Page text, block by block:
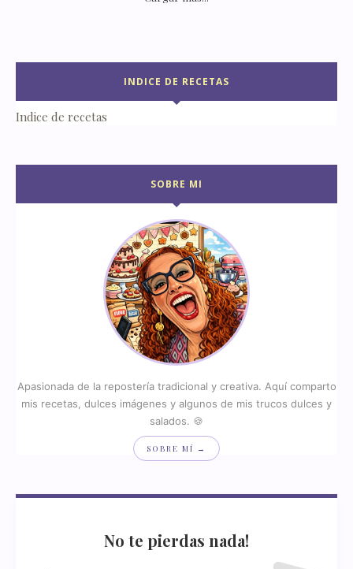
INDICE DE RECETAS
Indice de recetas
SOBRE MI
Apasionada de la repostería tradicional y creativa. Aquí comparto
mis recetas, dulces imágenes y algunos de mis trucos dulces y
salados. 🍪
SOBRE MÍ →
No te pierdas nada!